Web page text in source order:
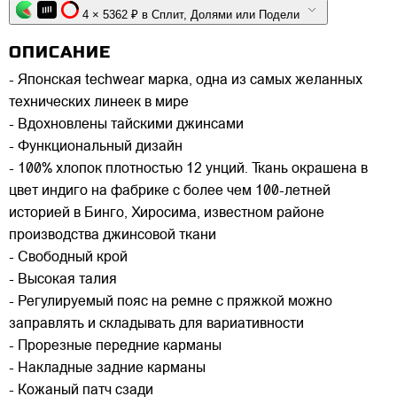
4 × 5362 ₽ в Сплит, Долями или Подели
ОПИСАНИЕ
- Японская techwear марка, одна из самых желанных
технических линеек в мире
- Вдохновлены тайскими джинсами
- Функциональный дизайн
- 100% хлопок плотностью 12 унций. Ткань окрашена в
цвет индиго на фабрике с более чем 100-летней
историей в Бинго, Хиросима, известном районе
производства джинсовой ткани
- Свободный крой
- Высокая талия
- Регулируемый пояс на ремне с пряжкой можно
заправлять и складывать для вариативности
- Прорезные передние карманы
- Накладные задние карманы
- Кожаный патч сзади